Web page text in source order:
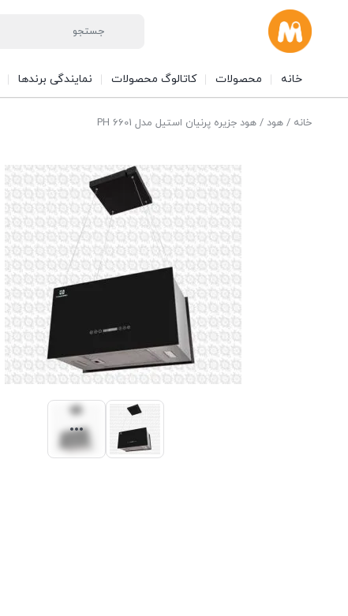
خانه محصولات کاتالوگ محصولات نمایندگی برندها
خانه /هود / هود جزیره پرنیان استیل مدل PH 6601